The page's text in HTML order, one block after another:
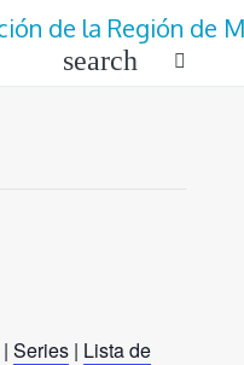
search
| Series | Lista de